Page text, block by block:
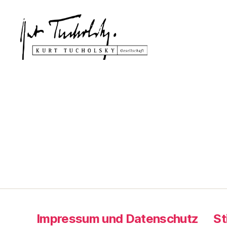
Impressum und Datenschutz